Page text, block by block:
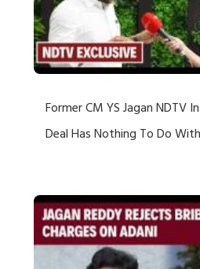
Former CM YS Jagan NDTV
Deal Has Nothing To Do